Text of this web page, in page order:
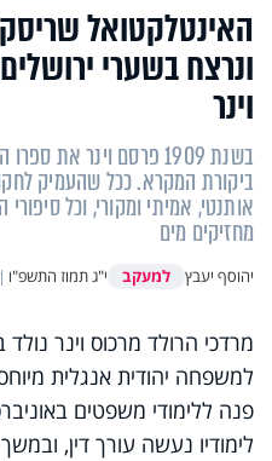
האינטלקטואל
ונרצח בשערי
וינר
בשנת 1909 פרסם וינר את
ביקורת המקרא. ככל שהעמיק
אותנטי, אמיתי ומקורי, וכל
מחזיקים מים
יהוסף יעבץ למעקב י"ג תמוז התשפ"ו |
למשפחה יהודית אנגלית
פנה ללימודי משפטים
לימודיו נעשה עורך דין,